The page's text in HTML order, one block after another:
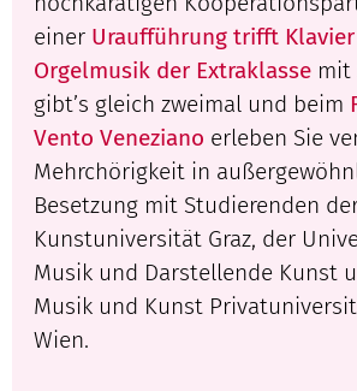
einer Uraufführung trifft
Orgelmusik der Extraklasse mit
gibt’s gleich zweimal und beim
Vento Veneziano erleben Sie
Mehrchörigkeit in
Besetzung mit Studierenden
Kunstuniversität Graz, der
Musik und Darstellende Kunst
Musik und Kunst
Wien.